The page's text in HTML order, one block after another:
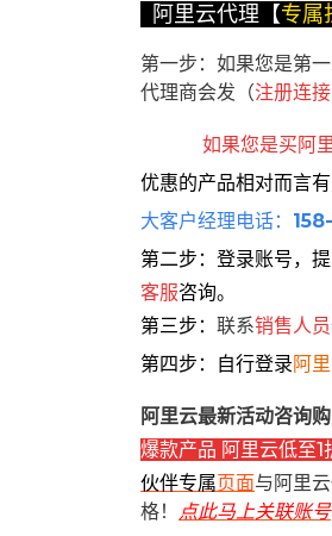
阿里云代理【专属
第一步：如果您是第
代理商会发（注册连接
如果您是买阿
优惠的产品相对而言
大客户经理电话：
第二步：登录账号，
客服咨询。
第三步： 联系销售人员
第四步：自行登录 阿
阿里云最新活动咨询
爆款产品 阿里云低至1
伙伴专属页面与阿里
格！ 点此马上关联账号